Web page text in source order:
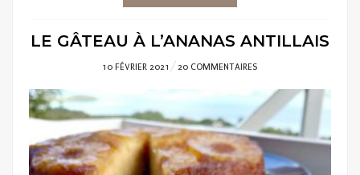
LE GÂTEAU À L’ANANAS ANTILLAIS
POSTED
10 FÉVRIER 2021 20 COMMENTAIRES